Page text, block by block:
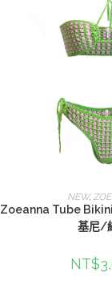
選擇
NEW,
Zoeanna Tube
基尼/
NT$